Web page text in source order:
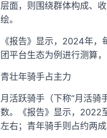
层面，则围绕群体构成、
绘。
《报告》显示，2024年
团平台生态为例进行测算
青壮年骑手占主力
月活跃骑手（下称“月活骑
数。《报告》显示，2022
左右；青年骑手则占约两